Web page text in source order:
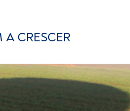
CRESCER